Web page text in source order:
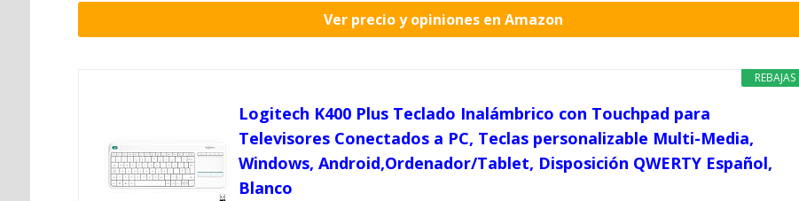
Ver precio y opiniones en Amazon
REBAJAS
Logitech K400 Plus Teclado Inalámbrico con Touchpad para
Televisores Conectados a PC, Teclas personalizable Multi-Media,
Windows, Android,Ordenador/Tablet, Disposición QWERTY Español,
Blanco